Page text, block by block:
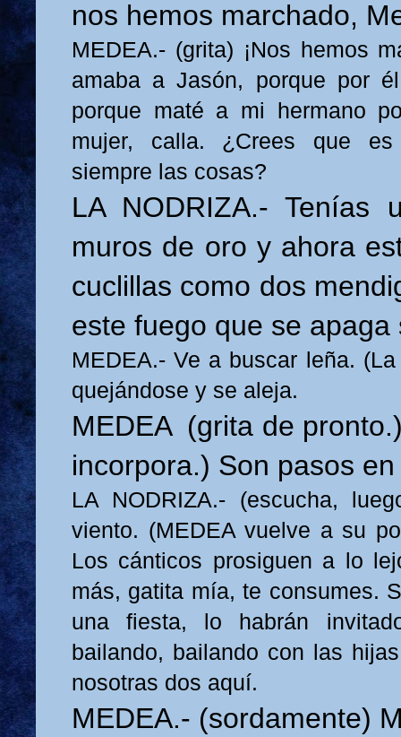
nos hemos marchado,
MEDEA.- (grita) ¡Nos hemos
amaba a Jasón, porque por
porque maté a mi hermano
mujer, calla. ¿Crees que es
siempre las cosas?
LA NODRIZA.- Tenías
muros de oro y ahora
cuclillas como dos
este fuego que se apaga
MEDEA.- Ve a buscar leña.
quejándose y se aleja.
MEDEA (grita de
incorpora.) Son pasos
LA NODRIZA.- (escucha,
viento. (MEDEA vuelve a su
Los cánticos prosiguen a lo
más, gatita mía, te consumes.
una fiesta, lo habrán
bailando, bailando con las
nosotras dos aquí.
MEDEA.- (sordamente)